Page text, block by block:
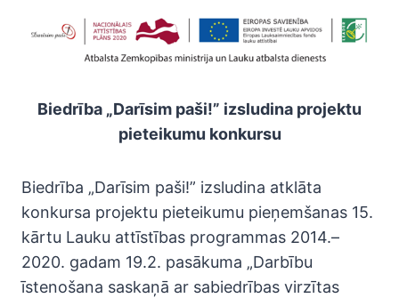
Biedrība „Darīsim paši!” izsludina projektu
pieteikumu konkursu
Biedrība „Darīsim paši!” izsludina atklāta
konkursa projektu pieteikumu pieņemšanas 15.
kārtu Lauku attīstības programmas 2014.–
2020. gadam 19.2. pasākuma „Darbību
īstenošana saskaņā ar sabiedrības virzītas